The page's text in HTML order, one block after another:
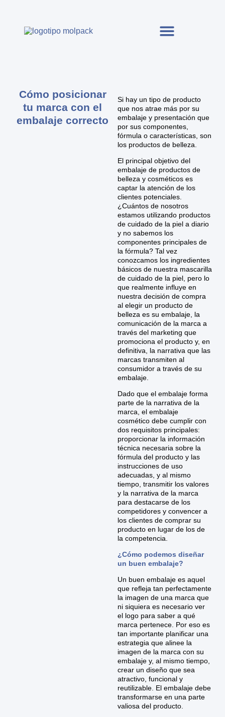
Cómo posicionar
tu marca con el
embalaje correcto
Si hay un tipo de producto
que nos atrae más por su
embalaje y presentación que
por sus componentes,
fórmula o características, son
los productos de belleza.
El principal objetivo del
embalaje de productos de
belleza y cosméticos es
captar la atención de los
clientes potenciales.
¿Cuántos de nosotros
estamos utilizando productos
de cuidado de la piel a diario
y no sabemos los
componentes principales de
la fórmula? Tal vez
conozcamos los ingredientes
básicos de nuestra mascarilla
de cuidado de la piel, pero lo
que realmente influye en
nuestra decisión de compra
al elegir un producto de
belleza es su embalaje, la
comunicación de la marca a
través del marketing que
promociona el producto y, en
definitiva, la narrativa que las
marcas transmiten al
consumidor a través de su
embalaje.
Dado que el embalaje forma
parte de la narrativa de la
marca, el embalaje
cosmético debe cumplir con
dos requisitos principales:
proporcionar la información
técnica necesaria sobre la
fórmula del producto y las
instrucciones de uso
adecuadas, y al mismo
tiempo, transmitir los valores
y la narrativa de la marca
para destacarse de los
competidores y convencer a
los clientes de comprar su
producto en lugar de los de
la competencia.
¿Cómo podemos diseñar
un buen embalaje?
Un buen embalaje es aquel
que refleja tan perfectamente
la imagen de una marca que
ni siquiera es necesario ver
el logo para saber a qué
marca pertenece. Por eso es
tan importante planificar una
estrategia que alinee la
imagen de la marca con su
embalaje y, al mismo tiempo,
crear un diseño que sea
atractivo, funcional y
reutilizable. El embalaje debe
transformarse en una parte
valiosa del producto.